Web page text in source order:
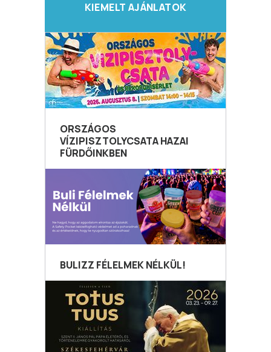
KIEMELT AJÁNLATOK
ORSZÁGOS
VÍZIPISZTOLYCSATA HAZAI
FÜRDŐINKBEN
BULIZZ FÉLELMEK NÉLKÜL!